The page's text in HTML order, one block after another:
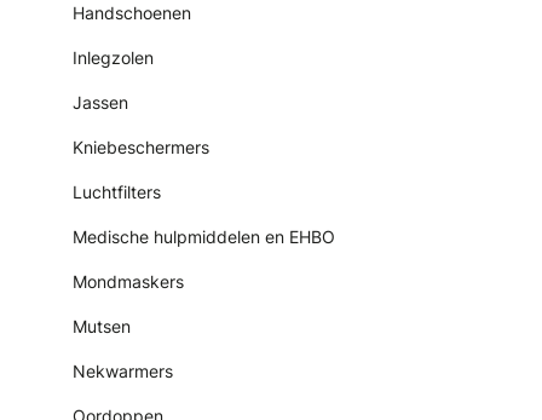
Handschoenen
Inlegzolen
Jassen
Kniebeschermers
Luchtfilters
Medische hulpmiddelen en EHBO
Mondmaskers
Mutsen
Nekwarmers
Oordoppen